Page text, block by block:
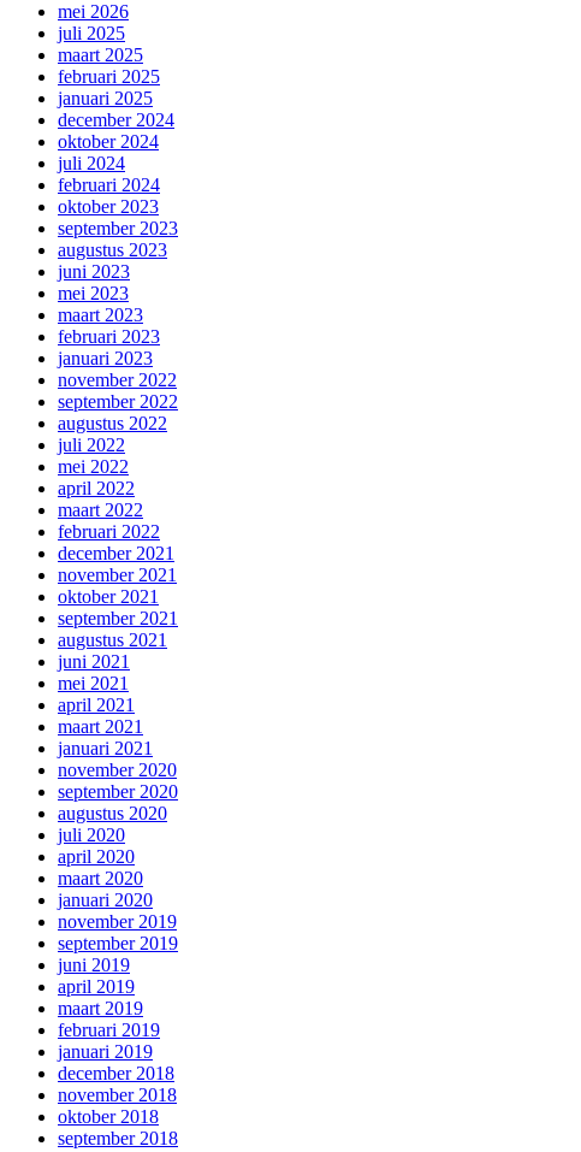
mei 2026
juli 2025
maart 2025
februari 2025
januari 2025
december 2024
oktober 2024
juli 2024
februari 2024
oktober 2023
september 2023
augustus 2023
juni 2023
mei 2023
maart 2023
februari 2023
januari 2023
november 2022
september 2022
augustus 2022
juli 2022
mei 2022
april 2022
maart 2022
februari 2022
december 2021
november 2021
oktober 2021
september 2021
augustus 2021
juni 2021
mei 2021
april 2021
maart 2021
januari 2021
november 2020
september 2020
augustus 2020
juli 2020
april 2020
maart 2020
januari 2020
november 2019
september 2019
juni 2019
april 2019
maart 2019
februari 2019
januari 2019
december 2018
november 2018
oktober 2018
september 2018